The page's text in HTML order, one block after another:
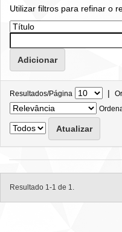
Utilizar filtros para refinar o
Resultados/Página |
Resultado 1-1 de 1.